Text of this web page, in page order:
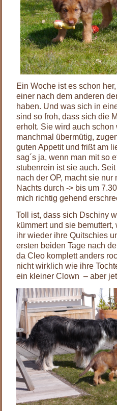
Ein Woche ist es schon
einer nach dem anderen
haben. Und was sich in
sind so froh, dass sich die
erholt. Sie wird auch schon
manchmal übermütig,
guten Appetit und frißt am
sag´s ja, wenn man mit so
stubenrein ist sie auch. Seit
nach der OP, macht sie
Nachts durch -> bis um
mich richtig gehend
Toll ist, dass sich Dschiny
kümmert und sie
ihr wieder ihre Quitschies
ersten beiden Tage nach
da Cleo komplett anders
nicht wirklich wie ihre
ein kleiner Clown – aber